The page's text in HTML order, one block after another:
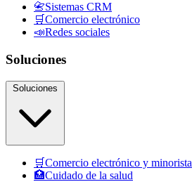
📇Sistemas CRM
🛒Comercio electrónico
📣Redes sociales
Soluciones
🛒Comercio electrónico y minorista
🏥Cuidado de la salud